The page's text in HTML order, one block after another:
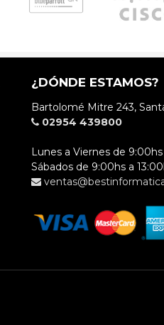
¿DÓNDE ESTAMOS?
Bartolomé Mitre 243,
02954 439800
Lunes a Viernes de
Sábados de 9:00hs a